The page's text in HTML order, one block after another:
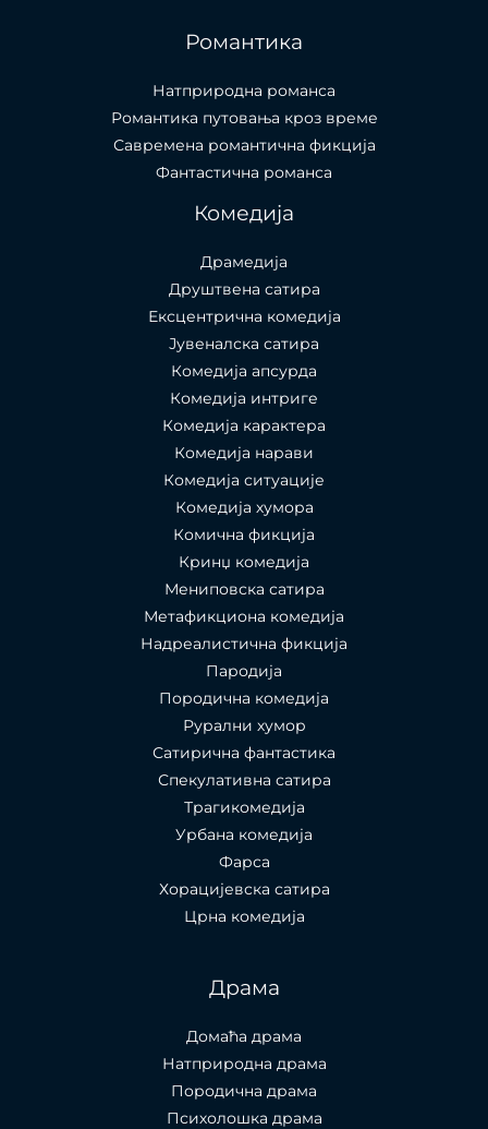
Романтика
Натприродна романса
Романтика путовања кроз време
Савремена романтична фикција
Фантастична романса
Комедија
Драмедија
Друштвена сатира
Ексцентрична комедија
Јувеналска сатира
Комедија апсурда
Комедија интриге
Комедија карактера
Комедија нарави
Комедија ситуације
Комедија хумора
Комична фикција
Кринџ комедија
Мениповска сатира
Метафикциона комедија
Надреалистична фикција
Пародија
Породична комедија
Рурални хумор
Сатирична фантастика
Спекулативна сатира
Трагикомедија
Урбана комедија
Фарса
Хорацијевска сатира
Црна комедија
Драма
Домаћа драма
Натприродна драма
Породична драма
Психолошка драма